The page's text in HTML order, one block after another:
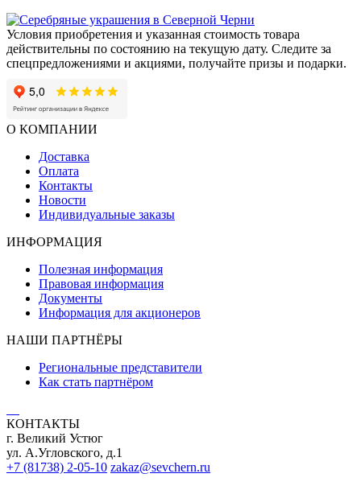
Условия приобретения и указанная стоимость товара
действительны по состоянию на текущую дату. Следите за
спецпредложениями и акциями, получайте призы и подарки.
О КОМПАНИИ
Доставка
Оплата
Контакты
Новости
Индивидуальные заказы
ИНФОРМАЦИЯ
Полезная информация
Правовая информация
Документы
Информация для акционеров
НАШИ ПАРТНЁРЫ
Региональные представители
Как стать партнёром
КОНТАКТЫ
г. Великий Устюг
ул. А.Угловского, д.1
+7 (81738) 2-05-10 zakaz@sevchern.ru